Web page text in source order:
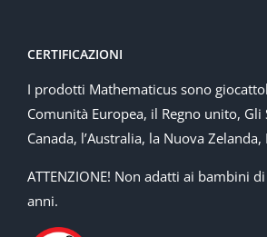
CERTIFICAZIONI
I prodotti Mathematicus sono
Comunità Europea, il Regno unito,
Canada, l’Australia, la Nuova Zelanda,
ATTENZIONE! Non adatti ai bambini
anni.